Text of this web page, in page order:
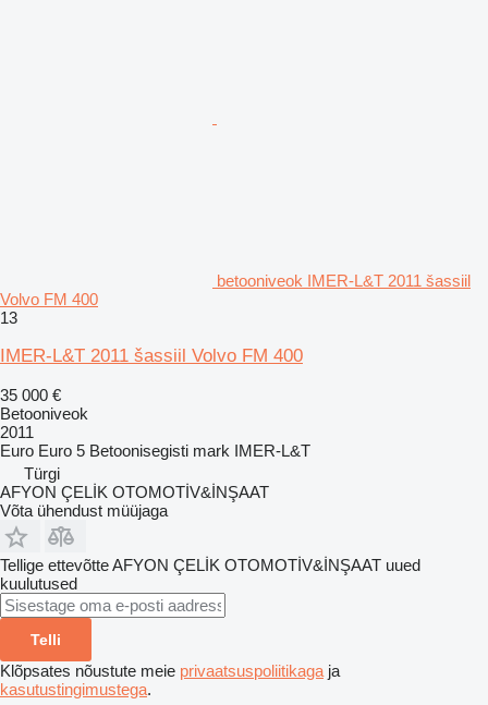
betooniveok IMER-L&T 2011 šassiil
Volvo FM 400
13
IMER-L&T 2011 šassiil Volvo FM 400
35 000 €
Betooniveok
2011
Euro Euro 5 Betoonisegisti mark IMER-L&T
Türgi
AFYON ÇELİK OTOMOTİV&İNŞAAT
Võta ühendust müüjaga
Tellige ettevõtte AFYON ÇELİK OTOMOTİV&İNŞAAT uued
kuulutused
Telli
Klõpsates nõustute meie privaatsuspoliitikaga ja
kasutustingimustega.